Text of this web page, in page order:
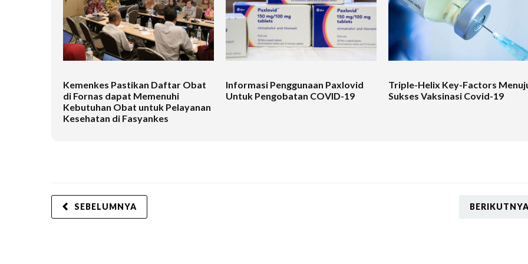
Kemenkes Pastikan Daftar Obat
di Fornas dapat Memenuhi
Kebutuhan Obat untuk Pelayanan
Kesehatan di Fasyankes
Informasi Penggunaan Paxlovid
Untuk Pengobatan COVID-19
Triple-Helix Key-Factors
Sukses Vaksinasi Covid-19
BERIKUTNYA
SEBELUMNYA